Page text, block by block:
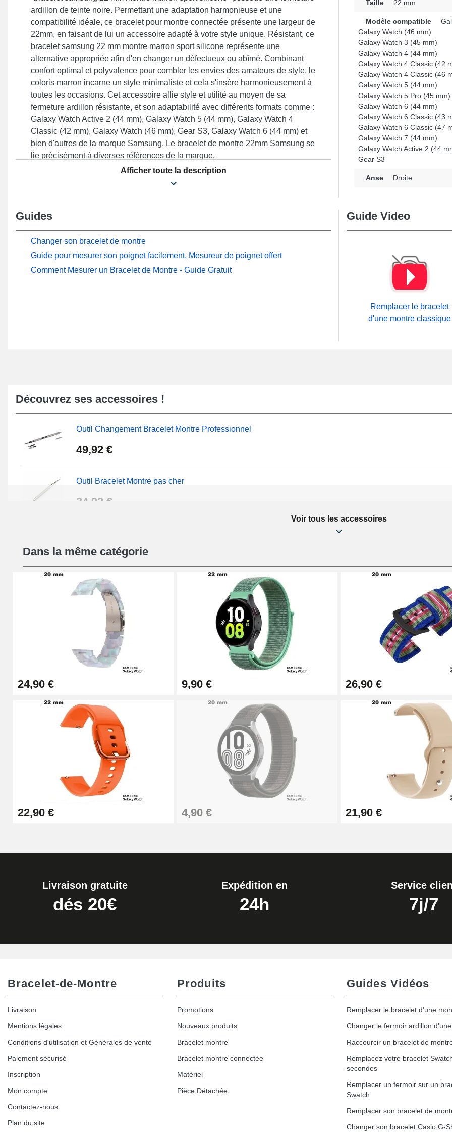
ardillon de teinte noire. Permettant une adaptation harmonieuse et une
compatibilité idéale, ce bracelet pour montre connectée présente une largeur de
22mm, en faisant de lui un accessoire adapté à votre style unique. Résistant, ce
bracelet samsung 22 mm montre marron sport silicone représente une
alternative appropriée afin d'en changer un défectueux ou abîmé. Combinant
confort optimal et polyvalence pour combler les envies des amateurs de style, le
coloris marron incarne un style minimaliste et cela s'insère harmonieusement à
toutes les occasions. Cet accessoire allie style et utilité au moyen de sa
fermeture ardillon résistante, et son adaptabilité avec différents formats comme :
Galaxy Watch Active 2 (44 mm), Galaxy Watch 5 (44 mm), Galaxy Watch 4
Classic (42 mm), Galaxy Watch (46 mm), Gear S3, Galaxy Watch 6 (44 mm) et
bien d'autres de la marque Samsung. Le bracelet de montre 22mm Samsung se
lie précisément à diverses références de la marque.
Afficher toute la description
Taille 22 mm
Modèle compatible
Galaxy Watch (46 mm)
Galaxy Watch 3 (45 mm)
Galaxy Watch 4 (44 mm)
Galaxy Watch 4 Classic (42
Galaxy Watch 4 Classic (46
Galaxy Watch 5 (44 mm)
Galaxy Watch 5 Pro (45 mm)
Galaxy Watch 6 (44 mm)
Galaxy Watch 6 Classic (43
Galaxy Watch 6 Classic (47
Galaxy Watch 7 (44 mm)
Galaxy Watch Active 2 (44
Gear S3
Anse Droite
Guides
Changer son bracelet de montre
Guide pour mesurer son poignet facilement, Mesureur de poignet offert
Comment Mesurer un Bracelet de Montre - Guide Gratuit
Guide Video
Remplacer le bracelet
d'une montre classique
Découvrez ses accessoires !
Outil Changement Bracelet Montre Professionnel
49,92 €
Outil Bracelet Montre pas cher
34,92 €
16,90 €
Pied à Coulisse Numérique
9,90 €
Kit Horlogerie Débutant
26,90 €
Boîte Pompe Bracelet Montre - Diamètre 1,50 mm - 8 à 25 mm
14,08 €
Boîte Pompe pour Bracelet Montre - Diamètre 1,80 mm - 8 à 25 mm
19,90 €
Extracteur de Bracelet de Montre Facile
Voir tous les accessoires
Dans la même catégorie
24,90 € 9,90 € 26,90 €
22,90 € 4,90 € 21,90 €
Livraison gratuite
dés 20€
Expédition en
24h
Service
7j/7
Bracelet-de-Montre
Livraison
Mentions légales
Conditions d'utilisation et Générales de vente
Paiement sécurisé
Inscription
Mon compte
Contactez-nous
Plan du site
Produits
Promotions
Nouveaux produits
Bracelet montre
Bracelet montre connectée
Matériel
Pièce Détachée
Guides Vidéos
Remplacer le bracelet d'une
Changer le fermoir ardillon
Raccourcir un bracelet de
Remplacez votre bracelet
secondes
Remplacer un fermoir sur un
Swatch
Remplacer son bracelet de
Changer son bracelet Casio G-